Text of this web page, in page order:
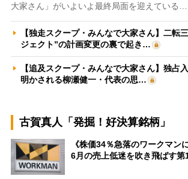
大家さん」がいよいよ最終局面を迎えている…
【独走スクープ・みんなで大家さん】二転
ジェクト”の計画変更の裏で起き…
【追及スクープ・みんなで大家さん】独占
明かされる柳瀬健一・代表の思…
古賀真人「発掘！好決算銘柄」
《株価34％急落のワークマン
6月の売上低迷を吹き飛ばす